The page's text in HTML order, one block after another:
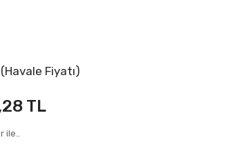
(Havale Fiyatı)
TL
ile..